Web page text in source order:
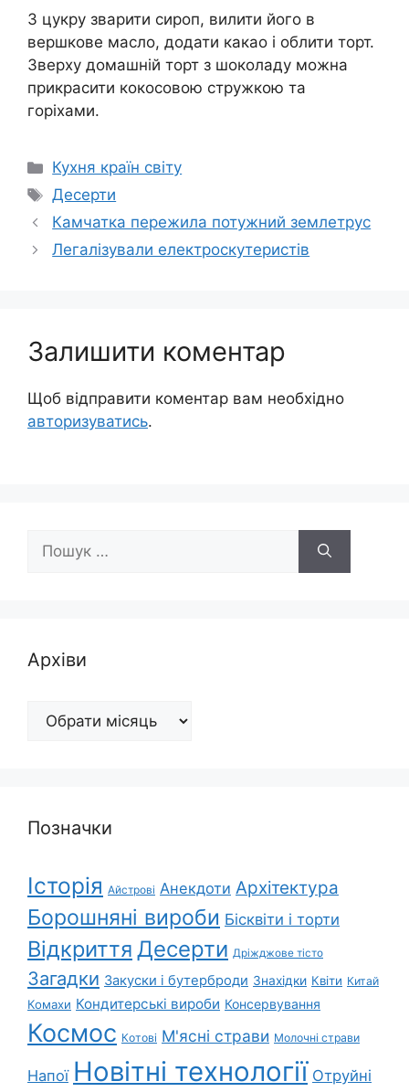
З цукру зварити сироп, вилити його в
вершкове масло, додати какао і облити торт.
Зверху домашній торт з шоколаду можна
прикрасити кокосовою стружкою та
горіхами.
Категорії
Кухня країн світу
Позначки
Десерти
Камчатка пережила потужний землетрус
Легалізували електроскутеристів
Залишити коментар
Щоб відправити коментар вам необхідно
авторизуватись.
Архіви
Архіви
Позначки
Історія Айстрові Анекдоти Архітектура
Борошняні вироби Бісквіти і торти
Відкриття Десерти Дріжджове тісто
Загадки Закуски і бутерброди Знахідки Квіти Китай
Комахи Кондитерські вироби Консервування
Космос Котові М'ясні страви Молочні страви
Напої Новітні технології Отруйні